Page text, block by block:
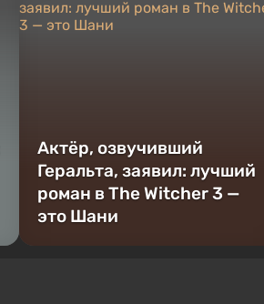
Актёр, озвучивший
Геральта, заявил: лучший
роман в The Witcher 3 —
это Шани